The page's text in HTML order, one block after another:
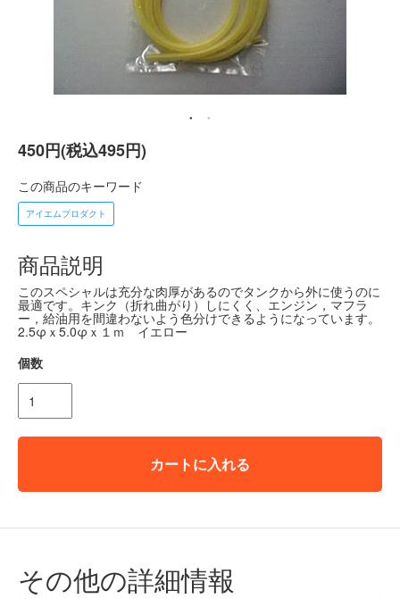
450円(税込495円)
この商品のキーワード
アイエムプロダクト
商品説明
このスペシャルは充分な肉厚があるのでタンクから外に使うのに
最適です。キンク（折れ曲がり）しにくく、エンジン，マフラ
ー，給油用を間違わないよう色分けできるようになっています。
2.5φｘ5.0φｘ１ｍ イエロー
個数
カートに入れる
その他の詳細情報